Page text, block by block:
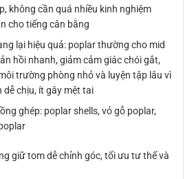
không cần quá nhiều kinh nghiệm
cho tiếng cân bằng
lại hiệu quả: poplar thường cho mid
hồi nhanh, giảm cảm giác chói gắt,
trường phòng nhỏ và luyện tập lâu vì
dễ chịu, ít gây mệt tai
ghép: poplar shells, vỏ gỗ poplar,
giữ tom dễ chỉnh góc, tối ưu tư thế và